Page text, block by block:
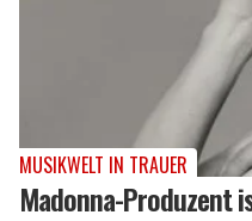
MUSIKWELT IN TRAUER
Madonna-Produzent